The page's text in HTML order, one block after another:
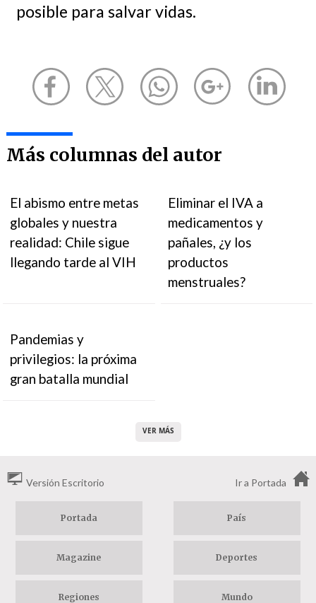
posible para salvar vidas.
Más columnas del autor
El abismo entre metas
globales y nuestra
realidad: Chile sigue
llegando tarde al VIH
Eliminar el IVA a
medicamentos y
pañales, ¿y los
productos
menstruales?
Pandemias y
privilegios: la próxima
gran batalla mundial
VER MÁS
Versión Escritorio Ir a Portada
Portada País
Magazine Deportes
Regiones Mundo